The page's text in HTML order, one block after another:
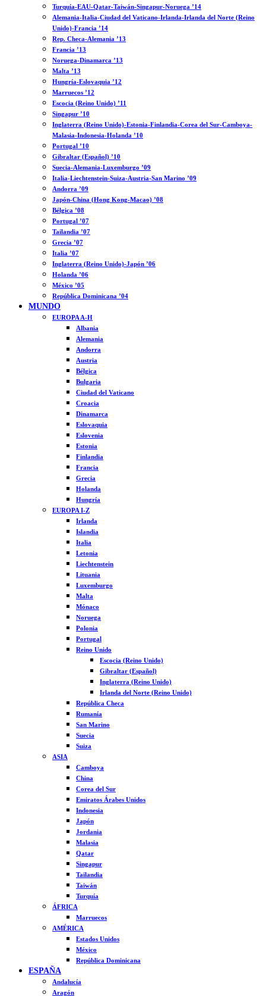
Turquía-EAU-Qatar-Taiwán-Singapur-Noruega ’14
Alemania-Italia-Ciudad del Vaticano-Irlanda-Irlanda del Norte (Reino
Unido)-Francia ’14
Rep. Checa-Alemania ’13
Francia ’13
Noruega-Dinamarca ’13
Malta ’13
Hungría-Eslovaquia ’12
Marruecos ’12
Escocia (Reino Unido) ’11
Singapur ’10
Inglaterra (Reino Unido)-Estonia-Finlandia-Corea del Sur-Camboya-
Malasia-Indonesia-Holanda ’10
Portugal ’10
Gibraltar (Español) ’10
Suecia-Alemania-Luxemburgo ’09
Italia-Liechtenstein-Suiza-Austria-San Marino ’09
Andorra ’09
Japón-China (Hong Kong-Macao) ’08
Bélgica ’08
Portugal ’07
Tailandia ’07
Grecia ’07
Italia ’07
Inglaterra (Reino Unido)-Japón ’06
Holanda ’06
México ’05
República Dominicana ’04
MUNDO
EUROPA A-H
Albania
Alemania
Andorra
Austria
Bélgica
Bulgaria
Ciudad del Vaticano
Croacia
Dinamarca
Eslovaquia
Eslovenia
Estonia
Finlandia
Francia
Grecia
Holanda
Hungría
EUROPA I-Z
Irlanda
Islandia
Italia
Letonia
Liechtenstein
Lituania
Luxemburgo
Malta
Mónaco
Noruega
Polonia
Portugal
Reino Unido
Escocia (Reino Unido)
Gibraltar (Español)
Inglaterra (Reino Unido)
Irlanda del Norte (Reino Unido)
República Checa
Rumanía
San Marino
Suecia
Suiza
ASIA
Camboya
China
Corea del Sur
Emiratos Árabes Unidos
Indonesia
Japón
Jordania
Malasia
Qatar
Singapur
Tailandia
Taiwán
Turquía
ÁFRICA
Marruecos
AMÉRICA
Estados Unidos
México
República Dominicana
ESPAÑA
Andalucía
Aragón